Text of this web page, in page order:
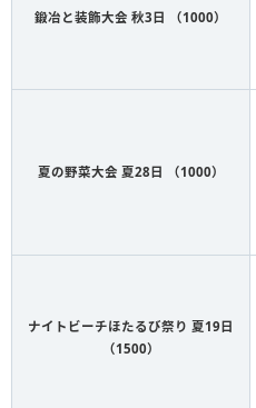
鍛冶と装飾大会 秋3日 （1000）
夏の野菜大会 夏28日 （1000）
ナイトビーチほたるび祭り 夏19日
（1500）